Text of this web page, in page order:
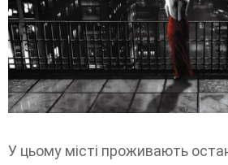
У цьому місті проживають